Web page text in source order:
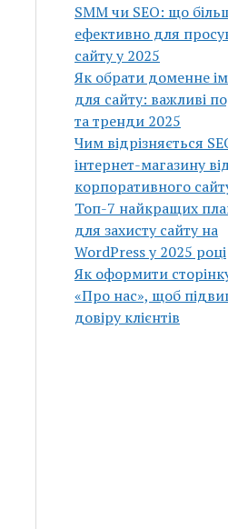
SMM чи SEO: що
ефективно для
сайту у 2025
Як обрати доменне
для сайту: важливі
та тренди 2025
Чим відрізняється
інтернет-магазину
корпоративного
Топ-7 найкращих
для захисту сайту на
WordPress у 2025 році
Як оформити
«Про нас», щоб
довіру клієнтів